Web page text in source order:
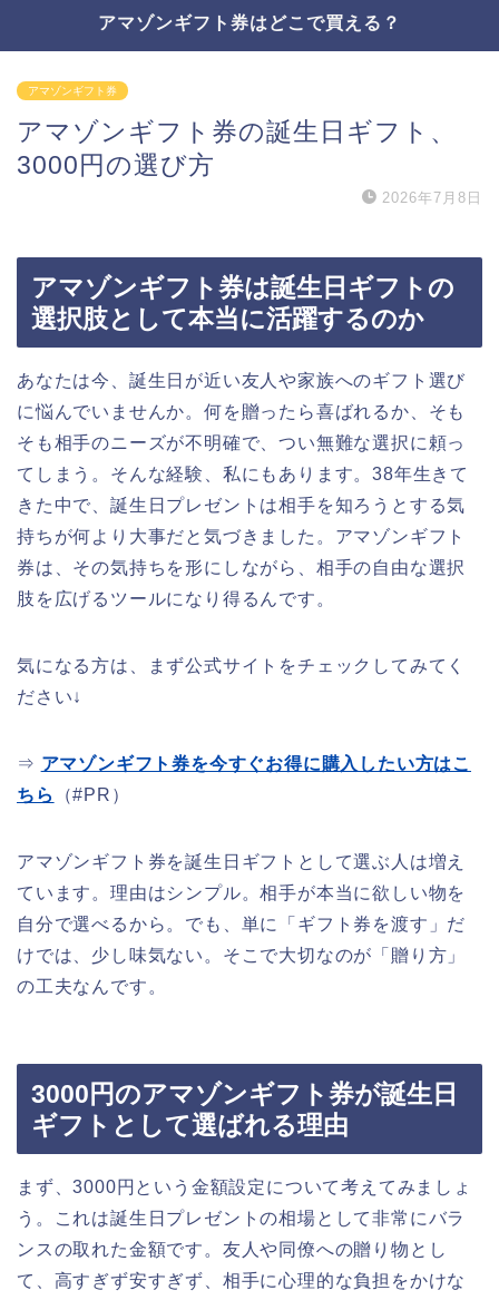
アマゾンギフト券はどこで買える？
アマゾンギフト券
アマゾンギフト券の誕生日ギフト、
3000円の選び方
2026年7月8日
アマゾンギフト券は誕生日ギフトの
選択肢として本当に活躍するのか
あなたは今、誕生日が近い友人や家族へのギフト選び
に悩んでいませんか。何を贈ったら喜ばれるか、そも
そも相手のニーズが不明確で、つい無難な選択に頼っ
てしまう。そんな経験、私にもあります。38年生きて
きた中で、誕生日プレゼントは相手を知ろうとする気
持ちが何より大事だと気づきました。アマゾンギフト
券は、その気持ちを形にしながら、相手の自由な選択
肢を広げるツールになり得るんです。
気になる方は、まず公式サイトをチェックしてみてく
ださい↓
⇒ アマゾンギフト券を今すぐお得に購入したい方はこ
ちら
（#PR）
アマゾンギフト券を誕生日ギフトとして選ぶ人は増え
ています。理由はシンプル。相手が本当に欲しい物を
自分で選べるから。でも、単に「ギフト券を渡す」だ
けでは、少し味気ない。そこで大切なのが「贈り方」
の工夫なんです。
3000円のアマゾンギフト券が誕生日
ギフトとして選ばれる理由
まず、3000円という金額設定について考えてみましょ
う。これは誕生日プレゼントの相場として非常にバラ
ンスの取れた金額です。友人や同僚への贈り物とし
て、高すぎず安すぎず、相手に心理的な負担をかけな